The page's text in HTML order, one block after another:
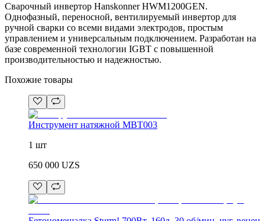
Сварочный инвертор Hanskonner HWM1200GEN.
Однофазный, переносной, вентилируемый инвертор для
ручной сварки со всеми видами электродов, простым
управлением и универсальным подключением. Разработан на
базе современной технологии IGBT с повышенной
производительностью и надежностью.
Похожие товары
Инструмент натяжной MBT003
1 шт
650 000 UZS